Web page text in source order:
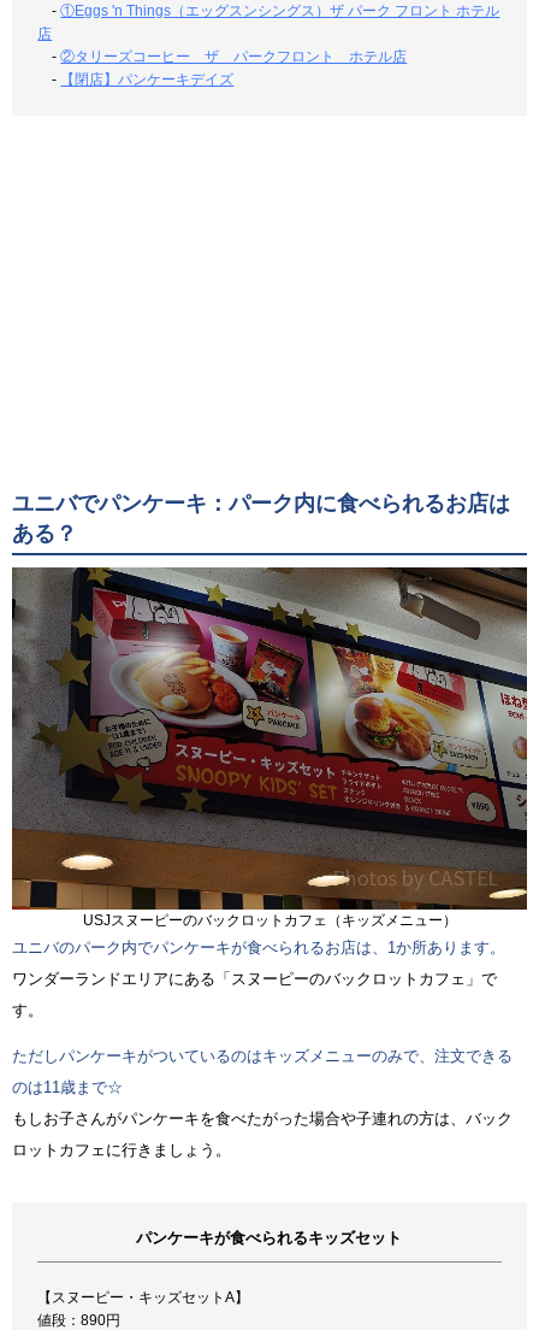
-①Eggs 'n Things（エッグスンシングス）ザ パーク フロント ホテル
店
-②タリーズコーヒー ザ パークフロント ホテル店
-
【閉店】パンケーキデイズ
ユニバでパンケーキ：パーク内に食べられるお店は
ある？
USJスヌーピーのバックロットカフェ（キッズメニュー）
ユニバのパーク内でパンケーキが食べられるお店は、1か所あります。
ワンダーランドエリアにある「スヌーピーのバックロットカフェ」で
す。
ただしパンケーキがついているのはキッズメニューのみで、注文できる
のは11歳まで☆
もしお子さんがパンケーキを食べたがった場合や子連れの方は、バック
ロットカフェに行きましょう。
パンケーキが食べられるキッズセット
【スヌーピー・キッズセットA】
値段：890円